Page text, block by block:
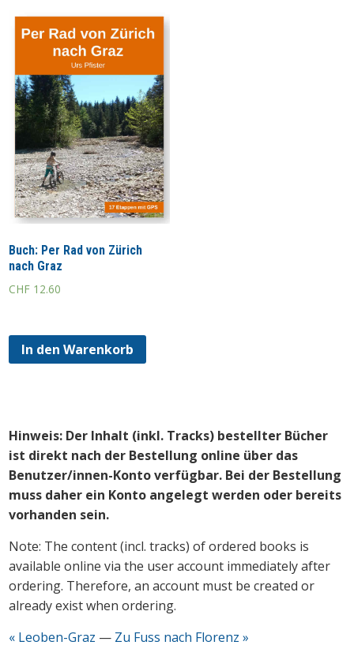
Buch: Per Rad von Zürich
nach Graz
CHF 12.60
In den Warenkorb
Hinweis: Der Inhalt (inkl. Tracks) bestellter Bücher
ist direkt nach der Bestellung online über das
Benutzer/innen-Konto verfügbar. Bei der Bestellung
muss daher ein Konto angelegt werden oder bereits
vorhanden sein.
Note: The content (incl. tracks) of ordered books is
available online via the user account immediately after
ordering. Therefore, an account must be created or
already exist when ordering.
« Leoben-Graz — Zu Fuss nach Florenz »